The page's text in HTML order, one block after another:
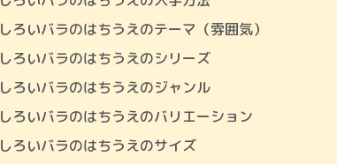
しろいバラのはちうえのテーマ（雰囲気）
しろいバラのはちうえのシリーズ
しろいバラのはちうえのジャンル
しろいバラのはちうえのバリエーション
しろいバラのはちうえのサイズ